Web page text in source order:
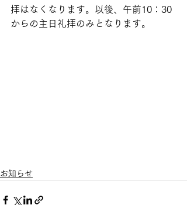
拝はなくなります。以後、午前10：30
からの主日礼拝のみとなります。
お知らせ